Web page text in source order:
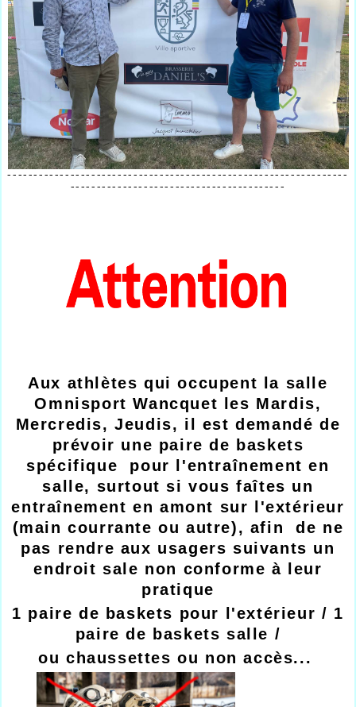
-----------------------------------------------------------------
-----------------------------------------
Aux athlètes qui occupent la salle
Omnisport Wancquet les Mardis,
Mercredis, Jeudis, il est demandé de
prévoir une paire de baskets
spécifique pour l'entraînement en
salle, surtout si vous faîtes un
entraînement en amont sur l'extérieur
(main courrante ou autre), afin de ne
pas rendre aux usagers suivants un
endroit sale non conforme à leur
pratique
1 paire de baskets pour l'extérieur / 1
paire de baskets salle /
ou chaussettes ou non accès...